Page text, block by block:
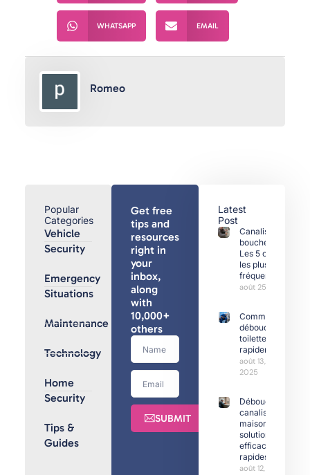
WHATSAPP EMAIL
Romeo
Popular
Categories
Vehicle
Security
Emergency
Situations
Maintenance
Technology
Home
Security
Tips &
Guides
Get free
tips and
resources
right in
your
inbox,
along
with
10,000+
others
SUBMIT
Latest
Post
Canalisations
bouchées :
Les 5 causes
les plus
fréquentes
août 25, 2025
Comment
déboucher
toilettes
rapidement
août 13,
2025
Débouchage
canalisation
maison :
solutions
efficaces et
rapides
août 12, 2025